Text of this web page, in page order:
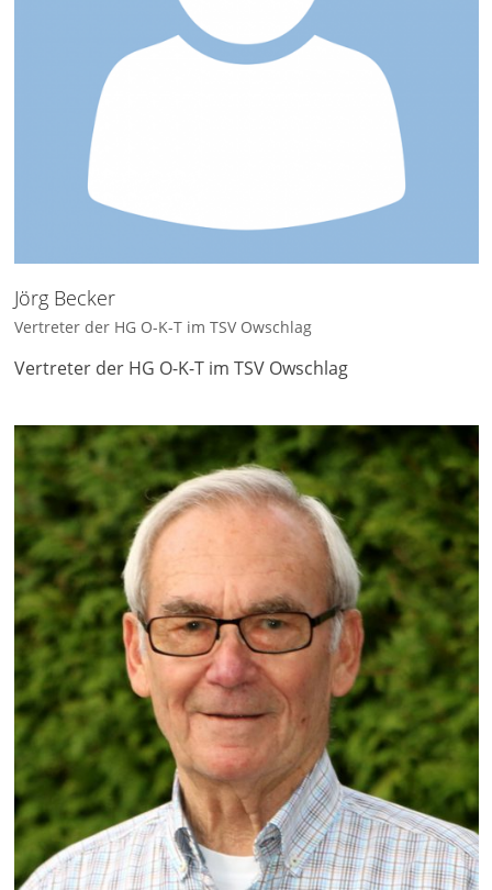
Jörg Becker
Vertreter der HG O-K-T im TSV Owschlag
Vertreter der HG O-K-T im TSV Owschlag